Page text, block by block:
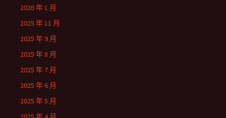
2026 年 1 月
2025 年 11 月
2025 年 9 月
2025 年 8 月
2025 年 7 月
2025 年 6 月
2025 年 5 月